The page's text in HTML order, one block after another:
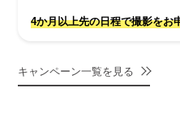
4か月以上先の日程で撮影をお
キャンペーン一覧を見る